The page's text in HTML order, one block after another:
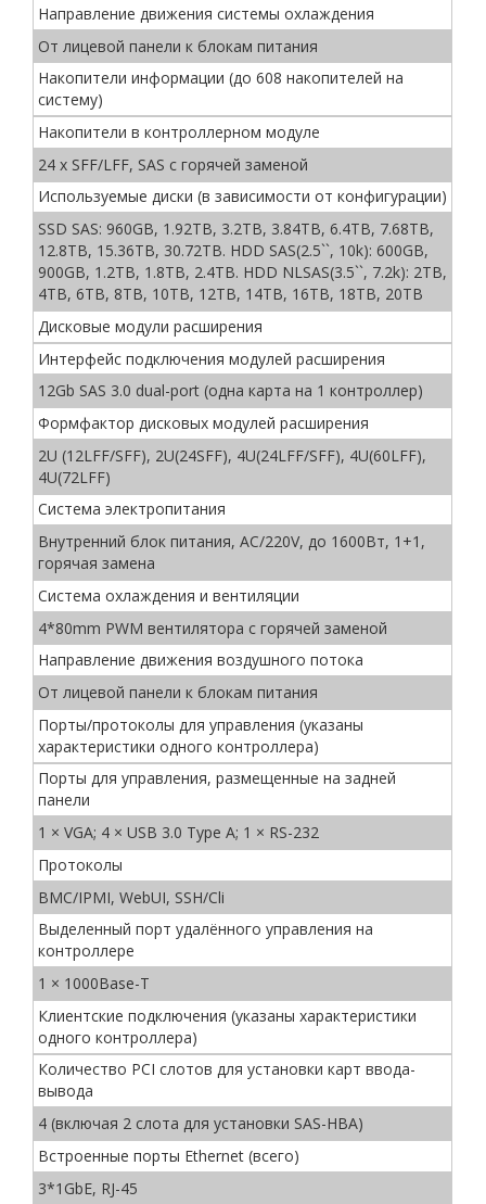
Направление движения системы охлаждения
От лицевой панели к блокам питания
Накопители информации (до 608 накопителей на
систему)
Накопители в контроллерном модуле
24 x SFF/LFF, SAS с горячей заменой
Используемые диски (в зависимости от конфигурации)
SSD SAS: 960GB, 1.92TB, 3.2TB, 3.84TB, 6.4TB, 7.68TB,
12.8TB, 15.36TB, 30.72TB. HDD SAS(2.5``, 10k): 600GB,
900GB, 1.2TB, 1.8TB, 2.4TB. HDD NLSAS(3.5``, 7.2k): 2TB,
4TB, 6TB, 8TB, 10TB, 12TB, 14TB, 16TB, 18TB, 20TB
Дисковые модули расширения
Интерфейс подключения модулей расширения
12Gb SAS 3.0 dual-port (одна карта на 1 контроллер)
Формфактор дисковых модулей расширения
2U (12LFF/SFF), 2U(24SFF), 4U(24LFF/SFF), 4U(60LFF),
4U(72LFF)
Система электропитания
Внутренний блок питания, AC/220V, до 1600Вт, 1+1,
горячая замена
Система охлаждения и вентиляции
4*80mm PWM вентилятора с горячей заменой
Направление движения воздушного потока
От лицевой панели к блокам питания
Порты/протоколы для управления (указаны
характеристики одного контроллера)
Порты для управления, размещенные на задней
панели
1 × VGA; 4 × USB 3.0 Type A; 1 × RS-232
Протоколы
BMC/IPMI, WebUI, SSH/Cli
Выделенный порт удалённого управления на
контроллере
1 × 1000Base-T
Клиентские подключения (указаны характеристики
одного контроллера)
Количество PCI слотов для установки карт ввода-
вывода
4 (включая 2 слота для установки SAS-HBA)
Встроенные порты Ethernet (всего)
3*1GbE, RJ-45